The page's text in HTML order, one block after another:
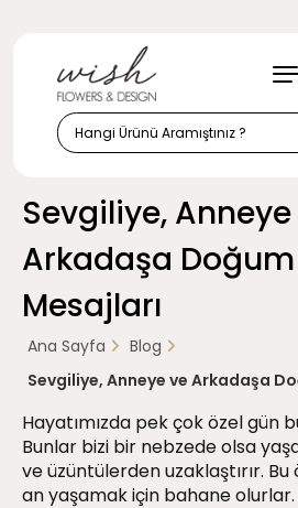
KAPAT
Sevgiliye,
Arkadaşa
Mesajları
Ana Sayfa
Blog
Sevgiliye, Anneye ve Arkadaşa
Hayatımızda pek çok özel gün
Bunlar bizi bir nebzede olsa
ve üzüntülerden uzaklaştırır.
an yaşamak için bahane olurlar.